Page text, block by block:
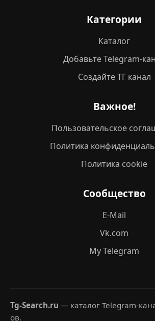
Категории
Каталог
Добавьте Telegram-
Создайте ТГ канал
Важное!
Пользовательское
Политика
Политика cookie
Сообщество
E-Mail
Vk.com
My Telegram
Tg-Search.ru — каталог Telegram-
ов.